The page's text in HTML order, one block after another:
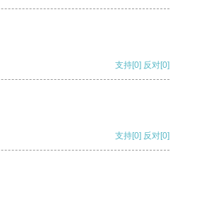
支持[0] 反对[0]
支持[0] 反对[0]